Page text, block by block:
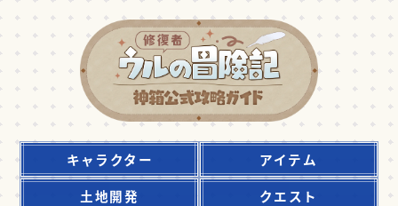
キャラクター
アイテム
土地開発
クエスト